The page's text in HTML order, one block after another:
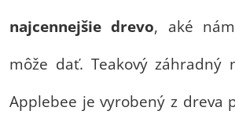
najcennejšie drevo, aké
môže dať. Teakový záhradný
Applebee je vyrobený z dreva